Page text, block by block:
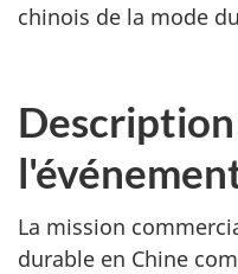
chinois de la mode
La mission
durable en Chine